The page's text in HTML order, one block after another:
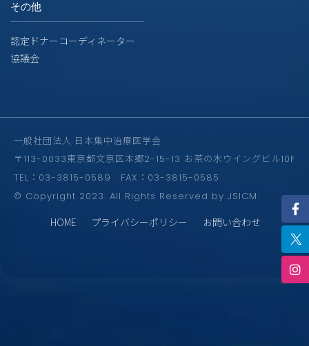
その他
認定ドナーコーディネーター
協議会
一般社団法人 日本集中治療医学会
〒113-0033東京都文京区本郷2-15-13 お茶の水ウイングビル10F
TEL：03-3815-0589 FAX：03-3815-0585
© Copyright 2023. All Rights Reserved by JSICM.
HOME プライバシーポリシー お問い合わせ